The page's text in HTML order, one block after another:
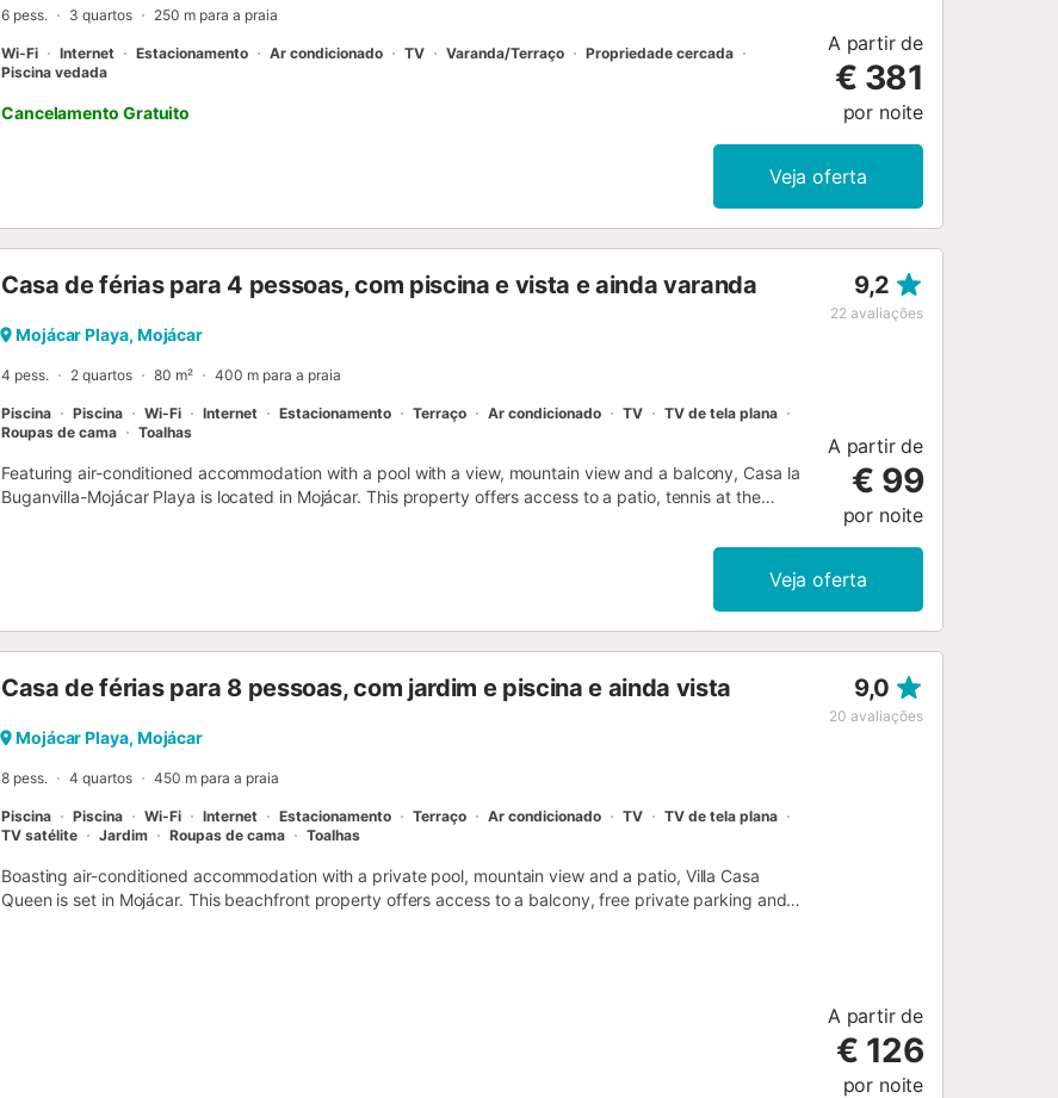
pano; 1 toalha de mesa; guardanapos de papel; 1 travessa oval; 1 travessa redonda; 1 sal...
6 pess. 3 quartos 250 m para a praia
Wi-Fi Internet Estacionamento Ar condicionado TV Varanda/Terraço
Propriedade cercada
Piscina vedada
Cancelamento Gratuito
A partir de
€ 381
por noite
Veja oferta
Casa de férias para 4 pessoas, com piscina e vista e ainda varanda 9,2
22 avaliações
Mojácar Playa, Mojácar
4 pess. 2 quartos 80 m² 400 m para a praia
Piscina Piscina Wi-Fi Internet Estacionamento Terraço Ar condicionado TV
TV de tela plana
Roupas de cama
Toalhas
Featuring air-conditioned accommodation with a pool with a view, mountain view and a balcony, Casa la
Buganvilla-Mojácar Playa is located in Mojácar. This property offers access to a patio, tennis at the
A partir de
€ 99
por noite
Veja oferta
Casa de férias para 8 pessoas, com jardim e piscina e ainda vista 9,0
20 avaliações
Mojácar Playa, Mojácar
8 pess. 4 quartos 450 m para a praia
Piscina Piscina Wi-Fi Internet Estacionamento Terraço Ar condicionado TV
TV de tela plana
TV satélite
Jardim Roupas de cama Toalhas
Boasting air-conditioned accommodation with a private pool, mountain view and a patio, Villa Casa
Queen is set in Mojácar. This beachfront property offers access to a balcony, free private parking and
A partir de
€ 126
por noite